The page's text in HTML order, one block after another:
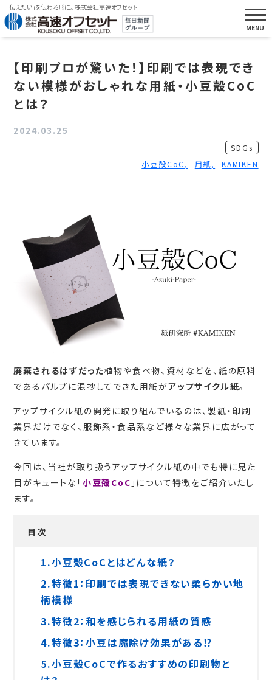
「伝えたい」を伝わる形に。 株式会社高速オフセット
【印刷プロが驚いた！】印刷では表現でき
ない模様がおしゃれな用紙・小豆殻CoC
とは？
2024.03.25
SDGs
小豆殻CoC
用紙 KAMIKEN
廃棄されるはずだった植物や食べ物、資材などを、紙の原料
であるパルプに混抄してできた用紙がアップサイクル紙。
アップサイクル紙の開発に取り組んでいるのは、製紙・印刷
業界だけでなく、服飾系・食品系など様々な業界に広がって
きています。
今回は、当社が取り扱うアップサイクル紙の中でも特に見た
目がキュートな「小豆殻CoC 」について特徴をご紹介いたし
ます。
目次
1.小豆殻CoCとはどんな紙？
2.特徴1：印刷では表現できない柔らかい地
柄模様
3.特徴2：和を感じられる用紙の質感
4.特徴3：小豆は魔除け効果がある⁉
5.小豆殻CoCで作るおすすめの印刷物と